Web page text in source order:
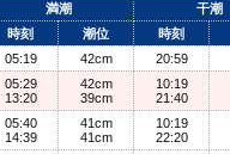
満潮
干潮
時刻
潮位 時刻
05:19 42cm 20:59
05:29
13:20
42cm
39cm
10:19
21:40
05:40
14:39
41cm
41cm
10:19
22:20